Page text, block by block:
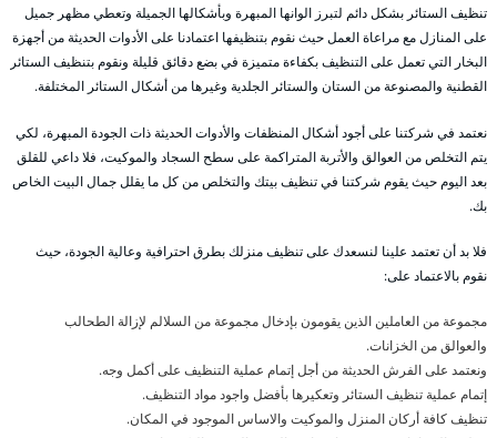
تنظيف الستائر بشكل دائم لتبرز الوانها المبهرة وبأشكالها الجميلة وتعطي مظهر جميل
على المنازل مع مراعاة العمل حيث نقوم بتنظيفها اعتمادنا على الأدوات الحديثة من أجهزة
البخار التي تعمل على التنظيف بكفاءة متميزة في بضع دقائق قليلة ونقوم بتنظيف الستائر
القطنية والمصنوعة من الستان والستائر الجلدية وغيرها من أشكال الستائر المختلفة.
نعتمد في شركتنا على أجود أشكال المنظفات والأدوات الحديثة ذات الجودة المبهرة، لكي
يتم التخلص من العوالق والأتربة المتراكمة على سطح السجاد والموكيت، فلا داعي للقلق
بعد اليوم حيث يقوم شركتنا في تنظيف بيتك والتخلص من كل ما يقلل جمال البيت الخاص
بك.
فلا بد أن تعتمد علينا لنسعدك على تنظيف منزلك بطرق احترافية وعالية الجودة، حيث
نقوم بالاعتماد على:
مجموعة من العاملين الذين يقومون بإدخال مجموعة من السلالم لإزالة الطحالب
والعوالق من الخزانات.
ونعتمد على الفرش الحديثة من أجل إتمام عملية التنظيف على أكمل وجه.
إتمام عملية تنظيف الستائر وتعكيرها بأفضل واجود مواد التنظيف.
تنظيف كافة أركان المنزل والموكيت والاساس الموجود في المكان.